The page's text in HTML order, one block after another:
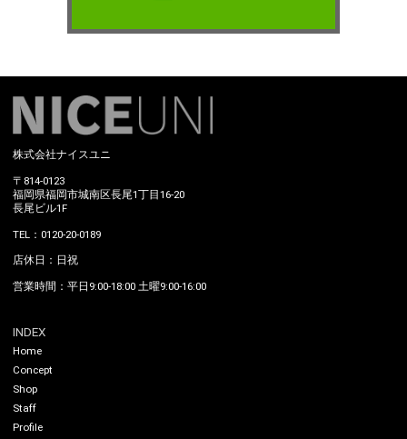
株式会社ナイスユニ
〒814-0123
福岡県福岡市城南区長尾1丁目16-20
長尾ビル1F
TEL：0120-20-0189
店休日：日祝
営業時間：平日9:00-18:00 土曜9:00-16:00
INDEX
Home
Concept
Shop
Staff
Profile